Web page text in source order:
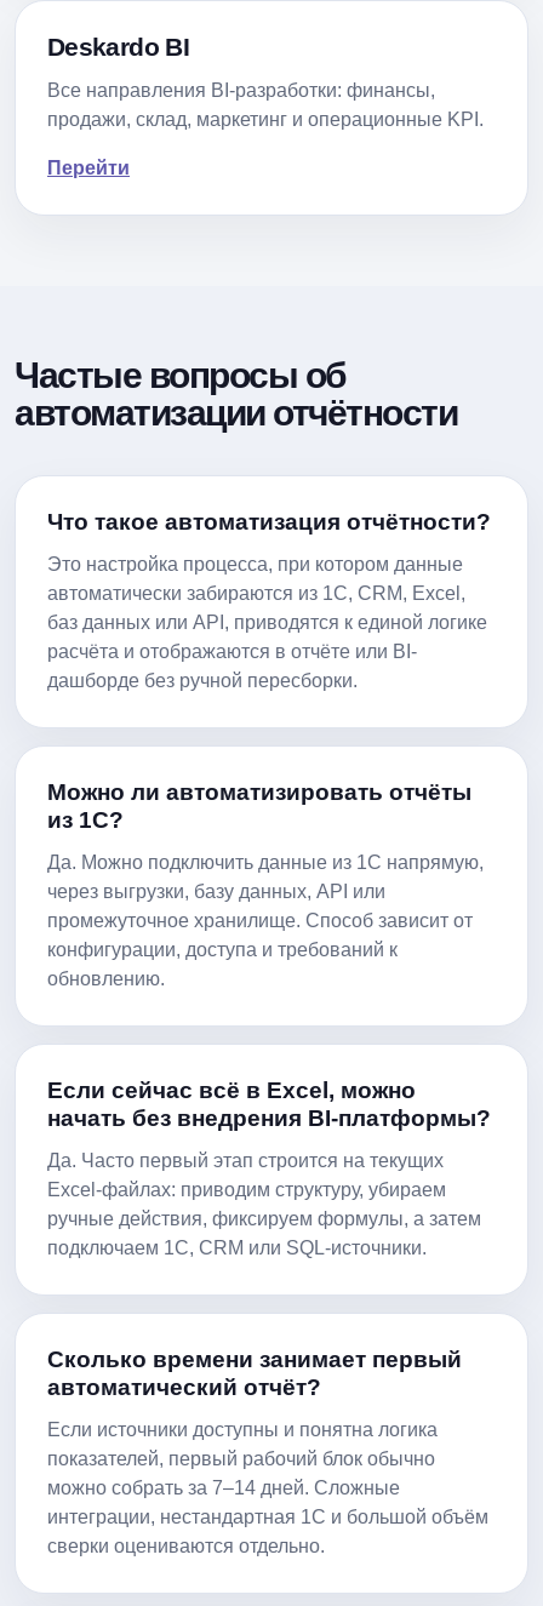
Deskardo BI
Все направления BI-разработки: финансы,
продажи, склад, маркетинг и операционные KPI.
Перейти
Частые вопросы об
автоматизации отчётности
Что такое автоматизация отчётности?
Это настройка процесса, при котором данные
автоматически забираются из 1С, CRM, Excel,
баз данных или API, приводятся к единой логике
расчёта и отображаются в отчёте или BI-
дашборде без ручной пересборки.
Можно ли автоматизировать отчёты
из 1С?
Да. Можно подключить данные из 1С напрямую,
через выгрузки, базу данных, API или
промежуточное хранилище. Способ зависит от
конфигурации, доступа и требований к
обновлению.
Если сейчас всё в Excel, можно
начать без внедрения BI-платформы?
Да. Часто первый этап строится на текущих
Excel-файлах: приводим структуру, убираем
ручные действия, фиксируем формулы, а затем
подключаем 1С, CRM или SQL-источники.
Сколько времени занимает первый
автоматический отчёт?
Если источники доступны и понятна логика
показателей, первый рабочий блок обычно
можно собрать за 7–14 дней. Сложные
интеграции, нестандартная 1С и большой объём
сверки оцениваются отдельно.